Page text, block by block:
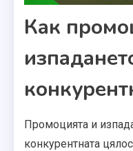
Как
Промоцията и
конкурентната